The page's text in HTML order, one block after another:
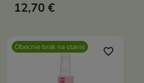
utrwalenie, matowe
12,70 €
Obecnie brak na stanie favorite_border